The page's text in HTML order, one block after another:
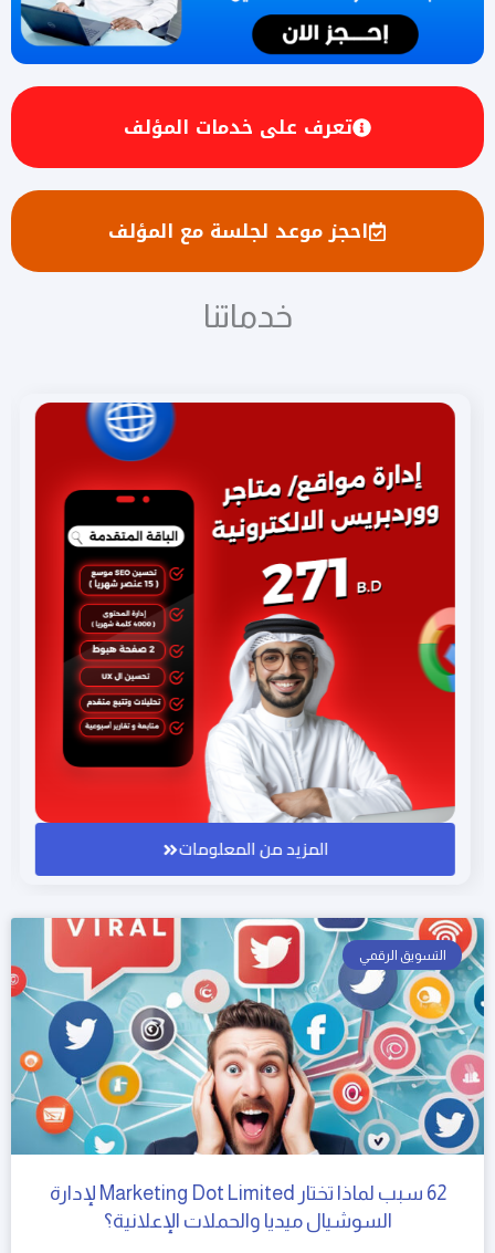
تعرف على خدمات المؤلف
احجز موعد لجلسة مع المؤلف
خدماتنا
المزيد من المعلومات
التسويق الرقمي
62 سبب لماذا تختار Marketing Dot Limited لإدارة
السوشيال ميديا والحملات الإعلانية؟